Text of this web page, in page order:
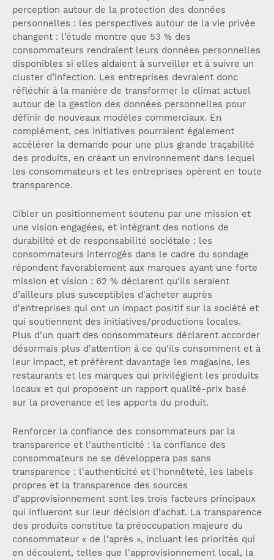
perception autour de la protection des données
personnelles : les perspectives autour de la vie privée
changent : l’étude montre que 53 % des
consommateurs rendraient leurs données personnelles
disponibles si elles aidaient à surveiller et à suivre un
cluster d’infection. Les entreprises devraient donc
réfléchir à la manière de transformer le climat actuel
autour de la gestion des données personnelles pour
définir de nouveaux modèles commerciaux. En
complément, ces initiatives pourraient également
accélérer la demande pour une plus grande traçabilité
des produits, en créant un environnement dans lequel
les consommateurs et les entreprises opèrent en toute
transparence.
Cibler un positionnement soutenu par une mission et
une vision engagées, et intégrant des notions de
durabilité et de responsabilité sociétale : les
consommateurs interrogés dans le cadre du sondage
répondent favorablement aux marques ayant une forte
mission et vision : 62 % déclarent qu'ils seraient
d’ailleurs plus susceptibles d'acheter auprès
d'entreprises qui ont un impact positif sur la société et
qui soutiennent des initiatives/productions locales.
Plus d'un quart des consommateurs déclarent accorder
désormais plus d'attention à ce qu'ils consomment et à
leur impact, et préfèrent davantage les magasins, les
restaurants et les marques qui privilégient les produits
locaux et qui proposent un rapport qualité-prix basé
sur la provenance et les apports du produit.
Renforcer la confiance des consommateurs par la
transparence et l'authenticité : la confiance des
consommateurs ne se développera pas sans
transparence : l'authenticité et l'honnêteté, les labels
propres et la transparence des sources
d'approvisionnement sont les trois facteurs principaux
qui influeront sur leur décision d'achat. La transparence
des produits constitue la préoccupation majeure du
consommateur « de l’après », incluant les priorités qui
en découlent, telles que l'approvisionnement local, la